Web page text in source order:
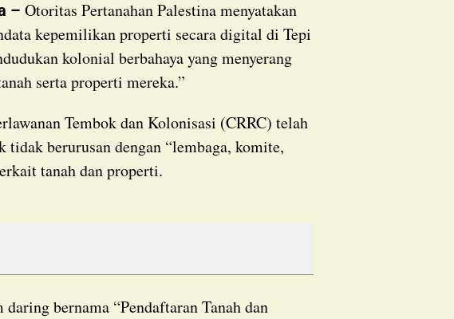
– Otoritas Pertanahan Palestina menyatakan
kepemilikan properti secara digital di Tepi
kolonial berbahaya yang menyerang
serta properti mereka.”
berurusan dengan “lembaga, komite,
tanah dan properti.